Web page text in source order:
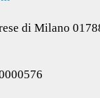
di Milano